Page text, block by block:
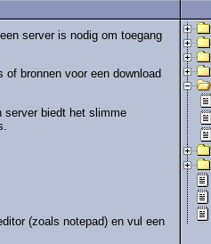
server is nodig om toegang
bronnen voor een download
server biedt het slimme
(zoals notepad) en vul een